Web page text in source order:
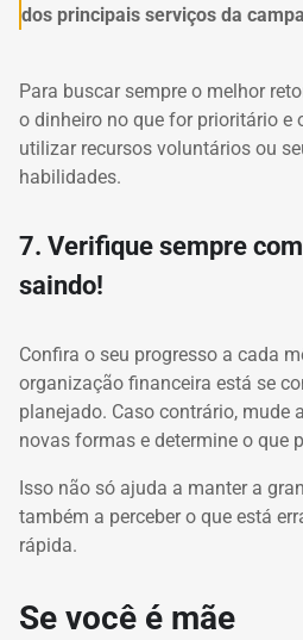
dos principais serviços da
Para buscar sempre o melhor
o dinheiro no que for prioritário e
utilizar recursos voluntários ou
habilidades.
7. Verifique sempre
saindo!
Confira o seu progresso a cada
organização financeira está se
planejado. Caso contrário, mude
novas formas e determine o que
Isso não só ajuda a manter a
também a perceber o que está
rápida.
Se você é mãe